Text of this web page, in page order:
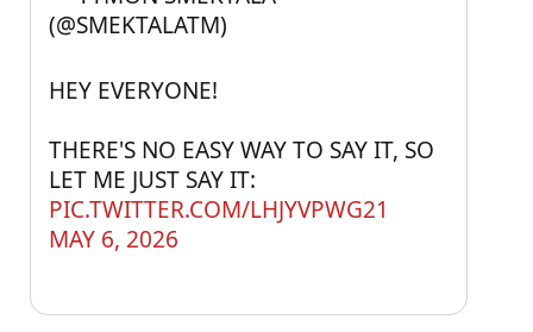
HEY EVERYONE!
THERE'S NO EASY WAY TO SAY IT, SO
PIC.TWITTER.COM/LHJYVPWG21
(@SMEKTALATM)
MAY 6, 2026